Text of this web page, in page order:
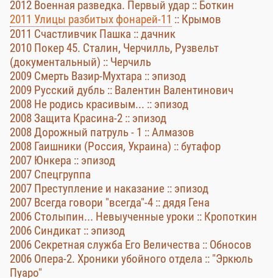
2012 Военная разведка. Первый удар :: Боткин
2011 Улицы разбитых фонарей-11 :: Крымов
2011 Счастливчик Пашка :: дачник
2010 Покер 45. Сталин, Черчилль, Рузвельт
(документальный) :: Черчиль
2009 Смерть Вазир-Мухтара :: эпизод
2009 Русский дубль :: Валентин Валентинович
2008 Не родись красивым... :: эпизод
2008 Защита Красина-2 :: эпизод
2008 Дорожный патруль - 1 :: Алмазов
2008 Гаишники (Россия, Украина) :: бутафор
2007 Юнкера :: эпизод
2007 Спецгруппа
2007 Преступление и наказание :: эпизод
2007 Всегда говори "всегда"-4 :: дядя Гена
2006 Столыпин... Невыученные уроки :: Кропоткин
2006 Синдикат :: эпизод
2006 Секретная служба Его Величества :: Обносов
2006 Опера-2. Хроники убойного отдела :: "Эркюль
Пуаро"